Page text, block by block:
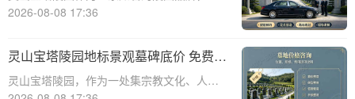
供多种高质量且价格合理的墓碑选择。本文
格对比，并提供多重优惠组合省钱指南，帮
助消费者在选购墓碑时做出明智的决策。☎
灵山宝塔
2026-08-08 17:36
灵山宝塔陵园地标景观墓碑底价 免费班
车配套购墓即享详解
灵山宝塔陵园，作为一处集宗教文化、人文